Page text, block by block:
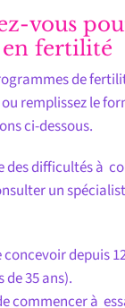
vous
fertilité
de
ou remplissez le
ci-dessous.
des difficultés à
un
concevoir depuis
de 35 ans).
commencer à